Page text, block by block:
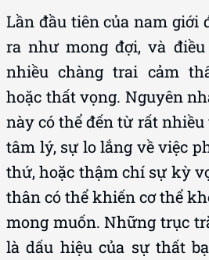
Lần đầu tiên của nam giới
ra như mong đợi, và
nhiều chàng trai cảm
hoặc thất vọng. Nguyên
này có thể đến từ rất nhiều
tâm lý, sự lo lắng về việc
thứ, hoặc thậm chí sự kỳ
thân có thể khiến cơ thể
mong muốn. Những trục
là dấu hiệu của sự thất